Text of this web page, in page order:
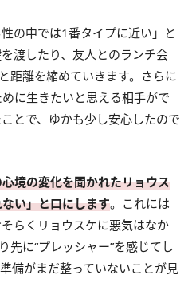
の中では1番タイプに近い」と
渡したり、友人とのランチ会
距離を縮めていきます。さらに
に生きたいと思える相手がで
とで、ゆかも少し安心したので
境の変化を聞かれたリョウス
い」と口にします。これには
らくリョウスケに悪気はなか
先に“プレッシャー”を感じてし
備がまだ整っていないことが見